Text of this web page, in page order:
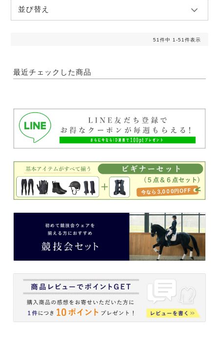
並び替え
51 件中 1 -51 件表示
最近チェックした商品